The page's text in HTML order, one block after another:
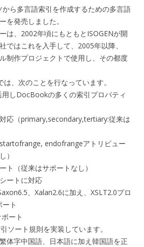
ら多言語索引を作成するための多言語
を発売しました。
は、2002年頃にもともとISOGENが開
ではこれを入手して、2005年以降、
制作プロジェクトで使用し、その都度
、次のことを行なっています。
用しDocBookの多くの索引プロパティ
応（primary,secondary,tertiary:従来は
startofrange, endofrangeアトリビュー
）
ト（従来はサポートなし）
ートに対応
、Xalan2.6に加え、XSLT2.0プロ
ト
ート
ソート規則を実装しています。
体字中国語、日本語に加え韓国語を正